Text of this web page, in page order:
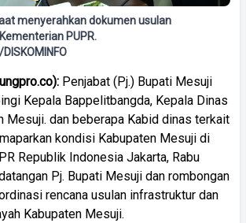
menyerahkan dokumen usulan
PUPR.
Penjabat (Pj.) Bupati Mesuji
Kepala Bappelitbangda, Kepala Dinas
Mesuji. dan beberapa Kabid dinas terkait
kondisi Kabupaten Mesuji di
Republik Indonesia Jakarta, Rabu
Pj. Bupati Mesuji dan rombongan
rencana usulan infrastruktur dan
Kabupaten Mesuji.